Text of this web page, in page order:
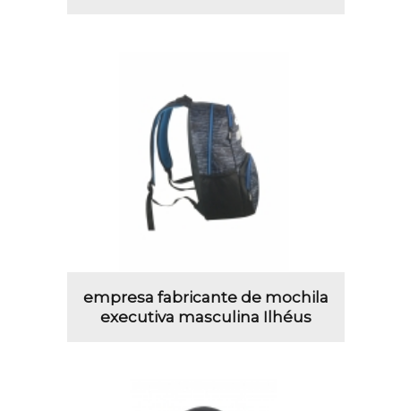
empresa fabricante de mochila
executiva masculina Ilhéus